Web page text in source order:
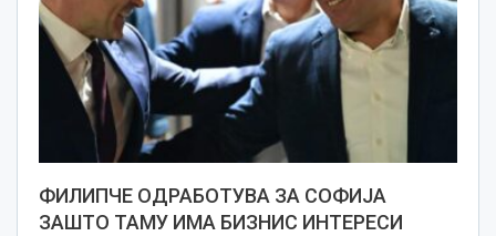
ФИЛИПЧЕ ОДРАБОТУВА ЗА СОФИЈА
ЗАШТО ТАМУ ИМА БИЗНИС ИНТЕРЕСИ